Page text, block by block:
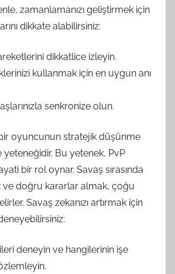
zamanlamanızı geliştirmek için
dikkate alabilirsiniz:
dikkatlice izleyin.
kullanmak için en uygun anı
senkronize olun.
oyuncunun stratejik düşünme
Bu yetenek, PvP
bir rol oynar. Savaş sırasında
ve doğru kararlar almak, çoğu
Savaş zekanızı artırmak için
deneyin ve hangilerinin işe